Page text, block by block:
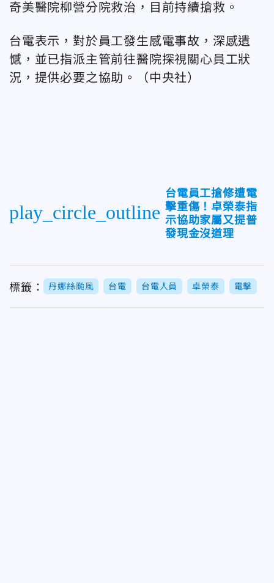
奇美醫院柳營分院救治，目前持續搶救。
台電表示，對於員工發生感電事故，深感遺
憾，並已指派主管前往醫院探視關心員工狀
況，提供必要之協助。（中央社）
play_circle_outline
台電員工搶修遭電
擊重傷！卓榮泰指
示協助家屬又提普
發現金沒道理
標籤： 丹娜絲颱風 台電 台電人員 卓榮泰 電擊